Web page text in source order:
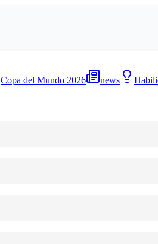
Copa del Mundo 2026 news